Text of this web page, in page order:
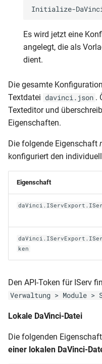
Es wird jetzt eine
angelegt, die als
dient.
Die gesamte
Textdatei davinci.json .
Texteditor und
Eigenschaften.
Die folgende Eigenschaft
konfiguriert den
Eigenschaft
ken
Den API-Token für IServ
Verwaltung > Module >
Lokale DaVinci-Datei
Die folgenden
einer lokalen DaVinci-